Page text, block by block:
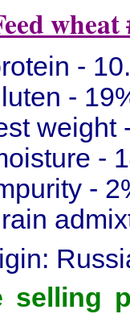
wheat
-
-
weight
-
-
selling